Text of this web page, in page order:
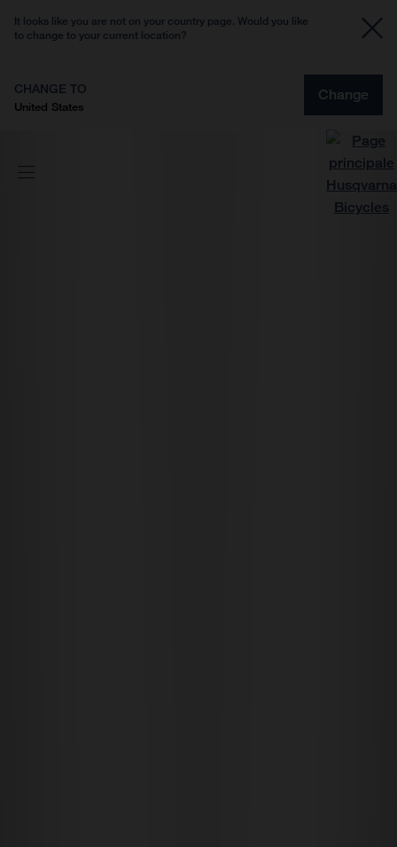
It looks like you are not on your country page. Would you like
to change to your current location?
CHANGE TO
United States
Change